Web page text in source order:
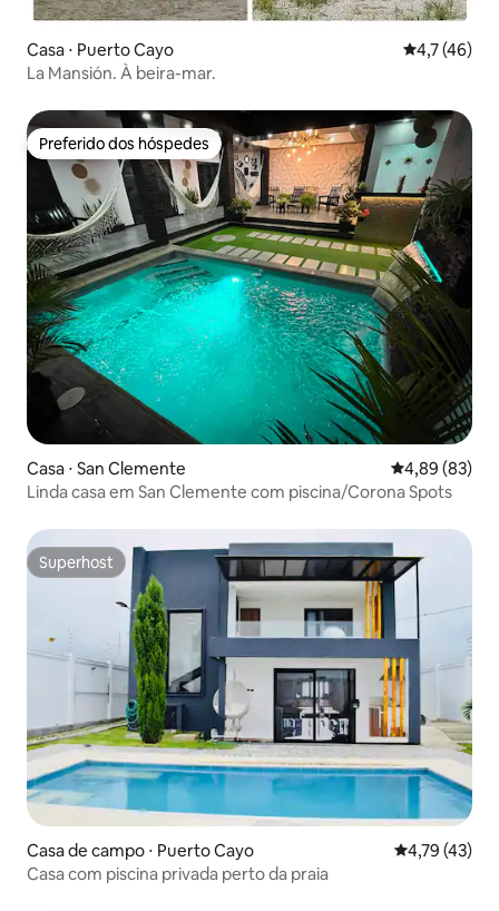
Casa ⋅ Puerto Cayo 4,7 de uma
4,7 (46)
La Mansión. À beira-mar.
Preferido dos hóspedes
Preferido dos hóspedes
Casa ⋅ San Clemente 4,89 de uma
4,89 (83)
Linda casa em San Clemente com piscina/Corona Spots
Superhost
Superhost
Casa de campo ⋅ Puerto Cayo 4,79 de uma
4,79 (43)
Casa com piscina privada perto da praia